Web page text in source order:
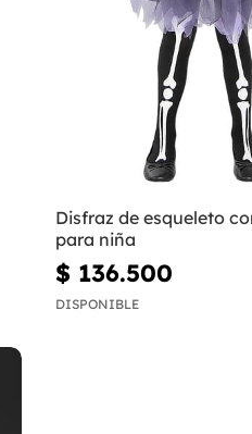
Disfraz de esqueleto
para niña
$ 136.500
DISPONIBLE